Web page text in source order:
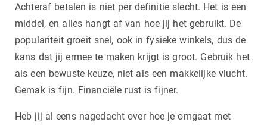
Achteraf betalen is niet per definitie slecht. Het is een
middel, en alles hangt af van hoe jij het gebruikt. De
populariteit groeit snel, ook in fysieke winkels, dus de
kans dat jij ermee te maken krijgt is groot. Gebruik het
als een bewuste keuze, niet als een makkelijke vlucht.
Gemak is fijn. Financiële rust is fijner.
Heb jij al eens nagedacht over hoe je omgaat met